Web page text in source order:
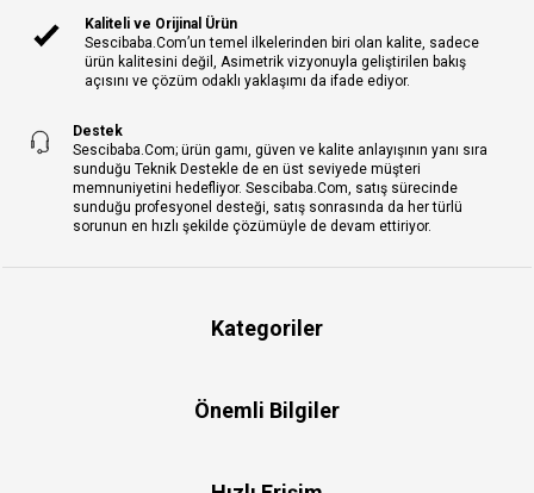
Kaliteli ve Orijinal Ürün
Sescibaba.Com’un temel ilkelerinden biri olan kalite, sadece
ürün kalitesini değil, Asimetrik vizyonuyla geliştirilen bakış
açısını ve çözüm odaklı yaklaşımı da ifade ediyor.
Destek
Sescibaba.Com; ürün gamı, güven ve kalite anlayışının yanı sıra
sunduğu Teknik Destekle de en üst seviyede müşteri
memnuniyetini hedefliyor. Sescibaba.Com, satış sürecinde
sunduğu profesyonel desteği, satış sonrasında da her türlü
sorunun en hızlı şekilde çözümüyle de devam ettiriyor.
Kategoriler
Önemli Bilgiler